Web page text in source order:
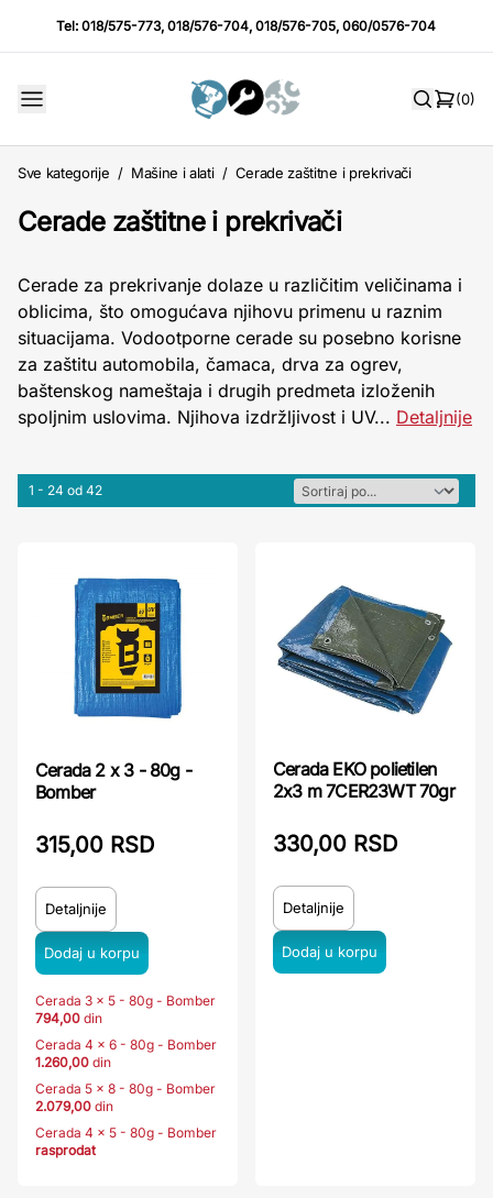
Tel:018/575-773,018/576-704,018/576-705,060/0576-704
(0)
Sve kategorije / Mašine i alati / Cerade zaštitne i prekrivači
Cerade zaštitne i prekrivači
Cerade za prekrivanje dolaze u različitim veličinama i
oblicima, što omogućava njihovu primenu u raznim
situacijama. Vodootporne cerade su posebno korisne
za zaštitu automobila, čamaca, drva za ogrev,
baštenskog nameštaja i drugih predmeta izloženih
spoljnim uslovima. Njihova izdržljivost i UV... Detaljnije
1 - 24 od 42
Cerada 2 x 3 - 80g -
Bomber
315,00 RSD
Detaljnije
Cerada 3 x 5 - 80g - Bomber
794,00 din
Cerada 4 x 6 - 80g - Bomber
1.260,00 din
Cerada 5 x 8 - 80g - Bomber
2.079,00 din
Cerada 4 x 5 - 80g - Bomber
rasprodat
Cerada EKO polietilen
2x3 m 7CER23WT 70gr
330,00 RSD
Detaljnije